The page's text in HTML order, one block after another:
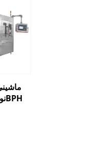
نوشەی گازدار 12000BPH